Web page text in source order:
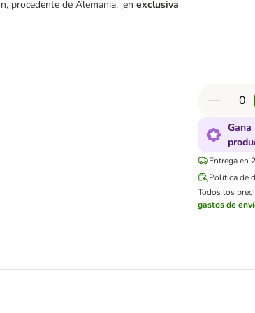
procedente de Alemania, ¡en exclusiva
Gana
Entrega en
Política de
Todos los
gastos de